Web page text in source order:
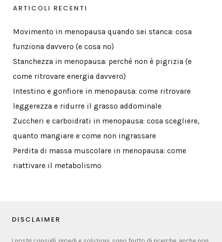
ARTICOLI RECENTI
Movimento in menopausa quando sei stanca: cosa
funziona davvero (e cosa no)
Stanchezza in menopausa: perché non è pigrizia (e
come ritrovare energia davvero)
Intestino e gonfiore in menopausa: come ritrovare
leggerezza e ridurre il grasso addominale
Zuccheri e carboidrati in menopausa: cosa scegliere,
quanto mangiare e come non ingrassare
Perdita di massa muscolare in menopausa: come
riattivare il metabolismo
DISCLAIMER